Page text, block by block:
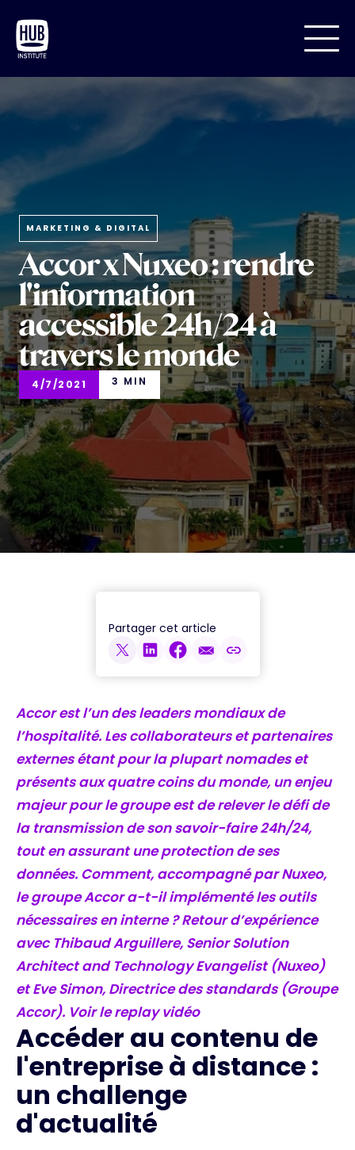
MARKETING & DIGITAL
Accor x Nuxeo : rendre
l'information
accessible 24h/24 à
travers le monde
4/7/2021 3 MIN
Partager cet article
Accor est l’un des leaders mondiaux de
l’hospitalité. Les collaborateurs et partenaires
externes étant pour la plupart nomades et
présents aux quatre coins du monde, un enjeu
majeur pour le groupe est de relever le défi de
la transmission de son savoir-faire 24h/24,
tout en assurant une protection de ses
données. Comment, accompagné par Nuxeo,
le groupe Accor a-t-il implémenté les outils
nécessaires en interne ? Retour d’expérience
avec Thibaud Arguillere, Senior Solution
Architect and Technology Evangelist (Nuxeo)
et Eve Simon, Directrice des standards (Groupe
Accor). Voir le replay vidéo
Accéder au contenu de
l'entreprise à distance :
un challenge
d'actualité